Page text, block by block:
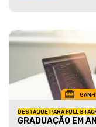
DESTAQUE PARA FULL
GRADUAÇÃO EM